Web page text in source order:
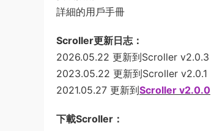
詳細的用戶手冊
Scroller更新日志：
2026.05.22 更新到Scroller v2.0.3
2023.05.22 更新到Scroller v2.0.1
2021.05.27 更新到Scroller v2.0.0
下載Scroller：